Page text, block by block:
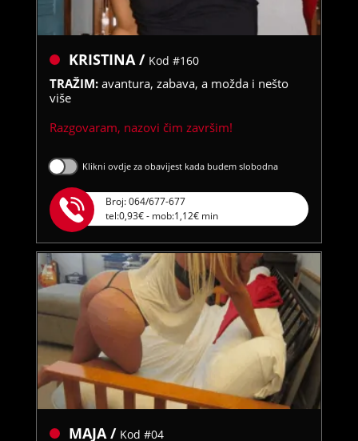
KRISTINA / Kod #160
TRAŽIM:
avantura, zabava, a možda i nešto
više
Razgovaram, nazovi čim završim!
Broj: 064/677-677
tel:0,93€ - mob:1,12€ min
MAJA / Kod #04